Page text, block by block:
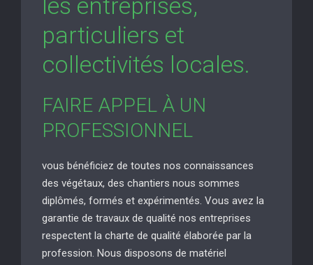
les entreprises,
particuliers et
collectivités locales.
FAIRE APPEL À UN
PROFESSIONNEL
vous bénéficiez de toutes nos connaissances
des végétaux, des chantiers nous sommes
diplômés, formés et expérimentés. Vous avez la
garantie de travaux de qualité nos entreprises
respectent la charte de qualité élaborée par la
profession. Nous disposons de matériel